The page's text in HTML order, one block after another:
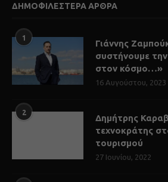
ΔΗΜΟΦΙΛΕΣΤΕΡΑ ΑΡΘΡΑ
1
Γιάννης
συστήνουμε
στον κόσμο…»
16 Αυγούστου, 2023
2
Δημήτρης
τεχνοκράτης
τουρισμού
27 Ιουνίου, 2022